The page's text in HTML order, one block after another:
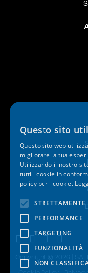
Copyright © 2026 |
Questo sito
Questo sito web
migliorare la tua
Utilizzando il nostro
tutti i cookie in
policy per i cookie.
STRETTAMENTE
PERFORMANCE
TARGETING
FUNZIONALITÀ
NON